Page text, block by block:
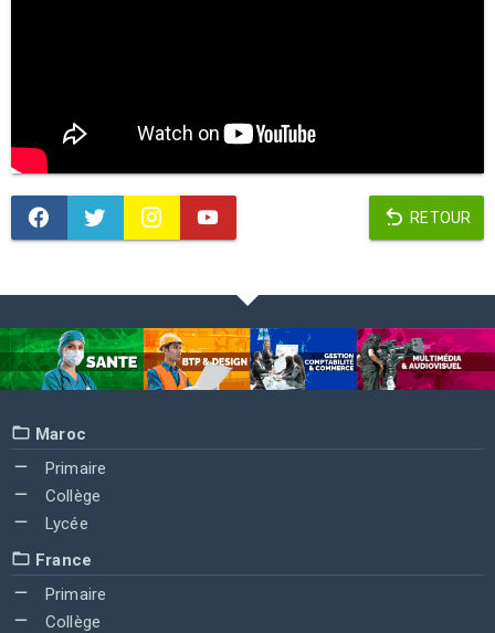
RETOUR
Maroc
Primaire
Collège
Lycée
France
Primaire
Collège